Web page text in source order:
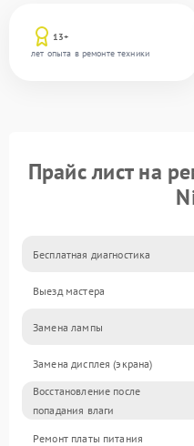
13+
лет опыта в ремонте техники
Прайс лист на
Бесплатная диагностика
Выезд мастера
Замена лампы
Замена дисплея (экрана)
Восстановление после
попадания влаги
Ремонт платы питания